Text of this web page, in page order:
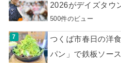
2026がデイズタウ
500件のビュー
つくば市春日の洋
パン」で鉄板ソー